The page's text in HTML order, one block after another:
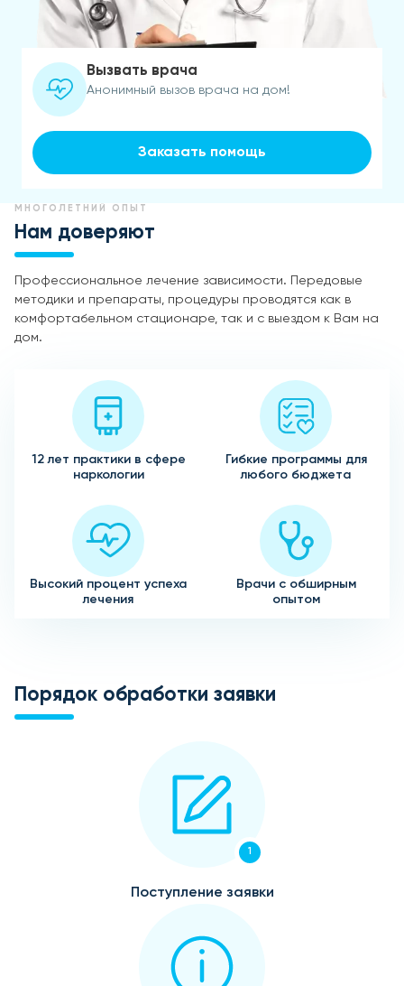
Вызвать врача
Анонимный вызов врача на дом!
Заказать помощь
МНОГОЛЕТНИЙ ОПЫТ
Нам доверяют
Профессиональное лечение зависимости. Передовые
методики и препараты, процедуры проводятся как в
комфортабельном стационаре, так и с выездом к Вам на
дом.
12 лет практики в сфере
наркологии
Гибкие программы для
любого бюджета
Высокий процент успеха
лечения
Врачи с обширным
опытом
Порядок обработки заявки
1
Поступление заявки